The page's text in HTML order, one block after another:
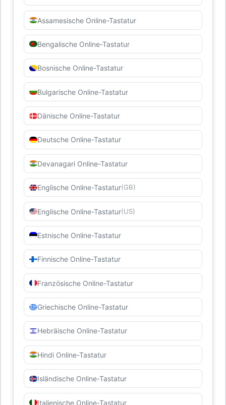
Assamesische Online-Tastatur
Bengalische Online-Tastatur
Bosnische Online-Tastatur
Bulgarische Online-Tastatur
Dänische Online-Tastatur
Deutsche Online-Tastatur
Devanagari Online-Tastatur
Englische Online-Tastatur(GB)
Englische Online-Tastatur(US)
Estnische Online-Tastatur
Finnische Online-Tastatur
Französische Online-Tastatur
Griechische Online-Tastatur
Hebräische Online-Tastatur
Hindi Online-Tastatur
Isländische Online-Tastatur
Italienische Online-Tastatur